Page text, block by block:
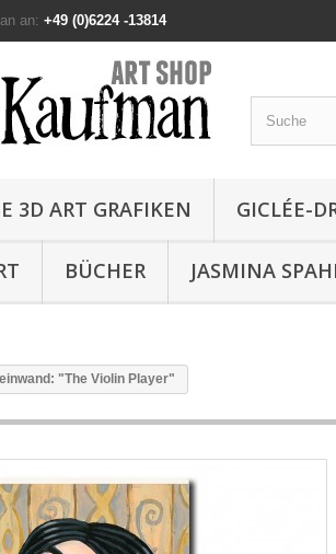
an: +49 (0)6224 -13814
3D ART GRAFIKEN GICLÉE-
BÜCHER JASMINA
"The Violin Player"